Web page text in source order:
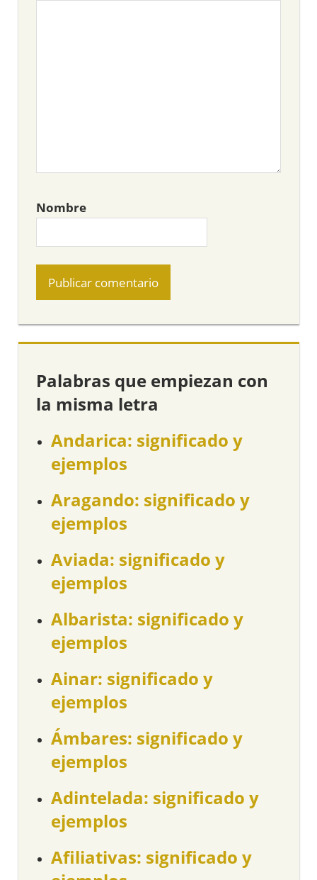
Nombre
Palabras que empiezan con
la misma letra
Andarica: significado y
ejemplos
Aragando: significado y
ejemplos
Aviada: significado y
ejemplos
Albarista: significado y
ejemplos
Ainar: significado y
ejemplos
Ámbares: significado y
ejemplos
Adintelada: significado y
ejemplos
Afiliativas: significado y